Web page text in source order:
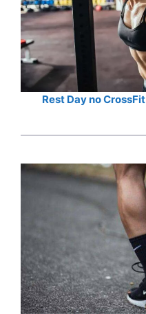
Rest Day no CrossFit